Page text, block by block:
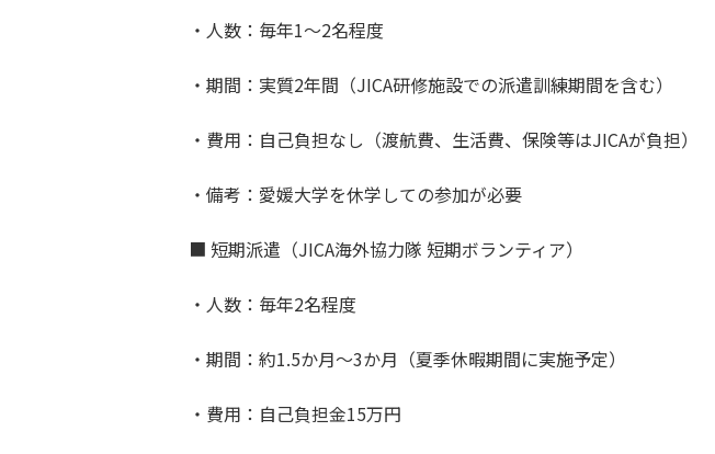
・人数：毎年1～2名程度
・期間：実質2年間（JICA研修施設での派遣訓練期間を含む）
・費用：自己負担なし（渡航費、生活費、保険等はJICAが負担）
・備考：愛媛大学を休学しての参加が必要
■ 短期派遣（JICA海外協力隊 短期ボランティア）
・人数：毎年2名程度
・期間：約1.5か月～3か月（夏季休暇期間に実施予定）
・費用：自己負担金15万円